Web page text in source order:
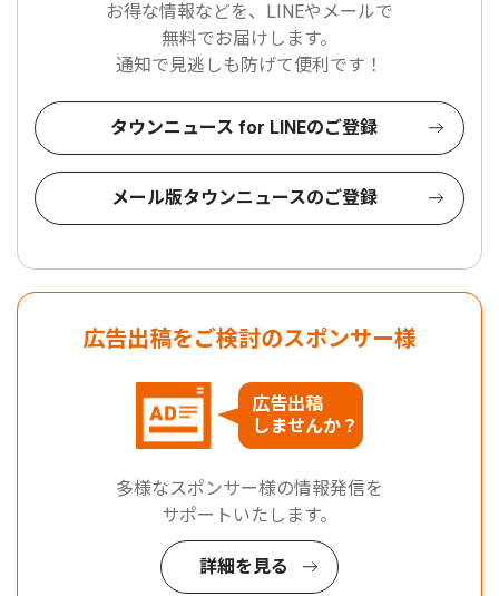
お得な情報などを、LINEやメールで
無料でお届けします。
通知で見逃しも防げて便利です！
タウンニュース for LINEのご登録
メール版タウンニュースのご登録
広告出稿をご検討のスポンサー様
広告出稿
しませんか？
多様なスポンサー様の情報発信を
サポートいたします。
詳細を見る